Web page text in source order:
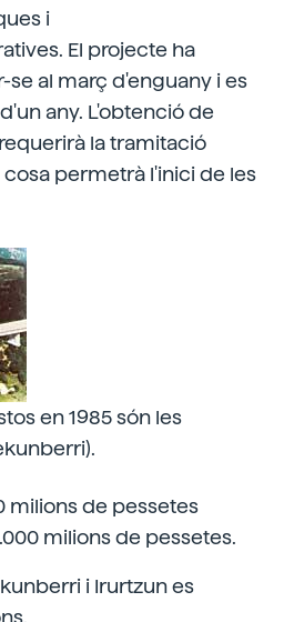
i
El projecte ha
al març d'enguany i es
any. L'obtenció de
la tramitació
permetrà l'inici de les
en 1985 són les
milions de pessetes
milions de pessetes.
i Irurtzun es